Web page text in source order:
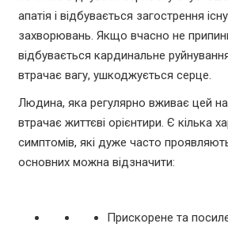
апатія і відбувається загострення
захворювань. Якщо вчасно не
відбувається кардинальне
втрачає вагу, ушкоджується серце.
Людина, яка регулярно вживає цей
втрачає життєві орієнтири. Є кілька
симптомів, які дуже часто
основних можна відзначити:
Прискорене та